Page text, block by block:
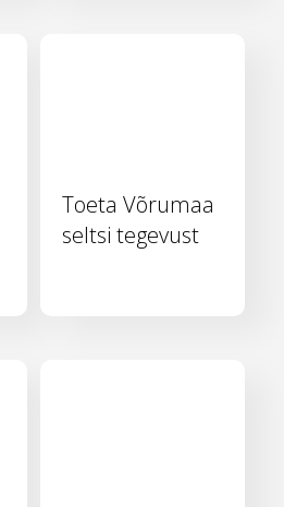
Toeta Võrumaa
seltsi tegevust